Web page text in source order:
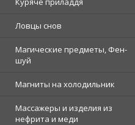
Ловцы снов
Магические предметы, Фен-
шуй
Магниты на холодильник
Массажеры и изделия из
нефрита и меди